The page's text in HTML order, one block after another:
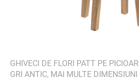
GHIVECI DE FLORI PATT PE
GRI ANTIC, MAI MULTE